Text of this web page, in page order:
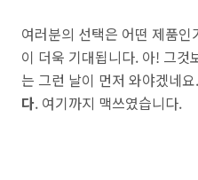
여러분의 선택은 어떤 제품
이 더욱 기대됩니다. 아! 그것
는 그런 날이 먼저 와야겠네요.
다. 여기까지 맥쓰였습니다.